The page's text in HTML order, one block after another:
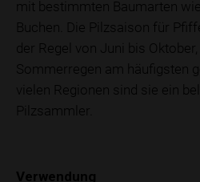
mit bestimmten Baumarten
Buchen. Die Pilzsaison für
der Regel von Juni bis
Sommerregen am häufigsten
vielen Regionen sind sie ein
Pilzsammler.
Verwendung